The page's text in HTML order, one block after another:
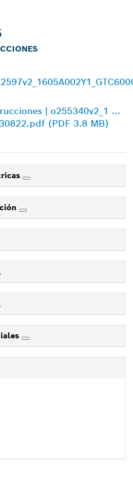
| o255340v2_1 ...
(PDF 3.8 MB)